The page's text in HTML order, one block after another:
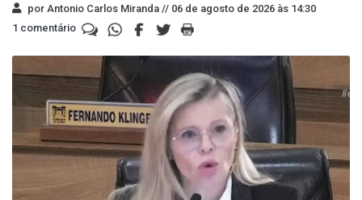
por Antonio Carlos Miranda // 06 de agosto de 2026 às 14:30
1 comentário